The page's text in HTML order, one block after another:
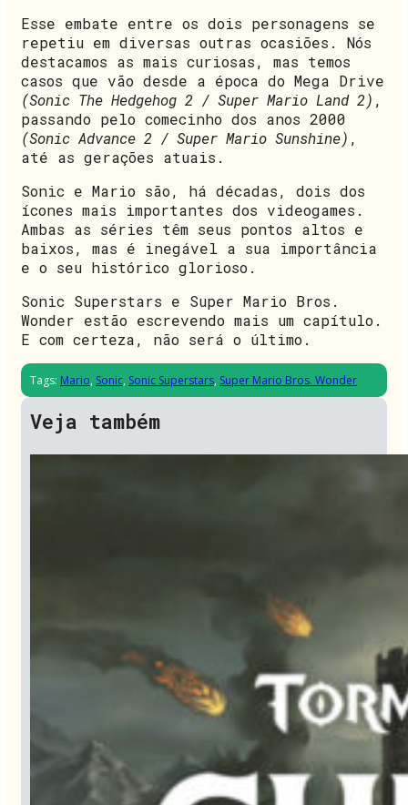
Esse embate entre os dois personagens se
repetiu em diversas outras ocasiões. Nós
destacamos as mais curiosas, mas temos
casos que vão desde a época do Mega Drive
(Sonic The Hedgehog 2 / Super Mario Land 2) ,
passando pelo comecinho dos anos 2000
(Sonic Advance 2 / Super Mario Sunshine) ,
até as gerações atuais.
Sonic e Mario são, há décadas, dois dos
ícones mais importantes dos videogames.
Ambas as séries têm seus pontos altos e
baixos, mas é inegável a sua importância
e o seu histórico glorioso.
Sonic Superstars e Super Mario Bros.
Wonder estão escrevendo mais um capítulo.
E com certeza, não será o último.
Tags: Mario, Sonic, Sonic Superstars, Super Mario Bros. Wonder
Veja também